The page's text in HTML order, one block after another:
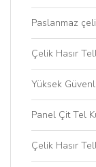
Paslanmaz
Çelik Hasır
Yüksek
Panel Çit Tel
Çelik Hasır